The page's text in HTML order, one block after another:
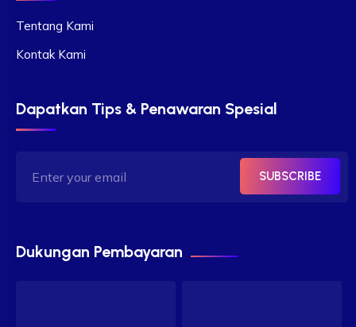
Tentang Kami
Kontak Kami
Dapatkan Tips & Penawaran Spesial
SUBSCRIBE
Dukungan Pembayaran